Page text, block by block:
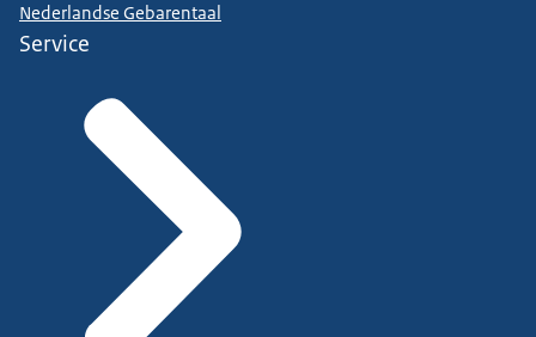
Nederlandse Gebarentaal
Service